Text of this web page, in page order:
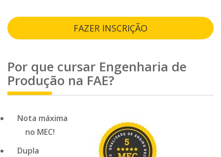
FAZER INSCRIÇÃO
Por que cursar Engenharia de
Produção na FAE?
Nota máxima
no MEC!
Dupla